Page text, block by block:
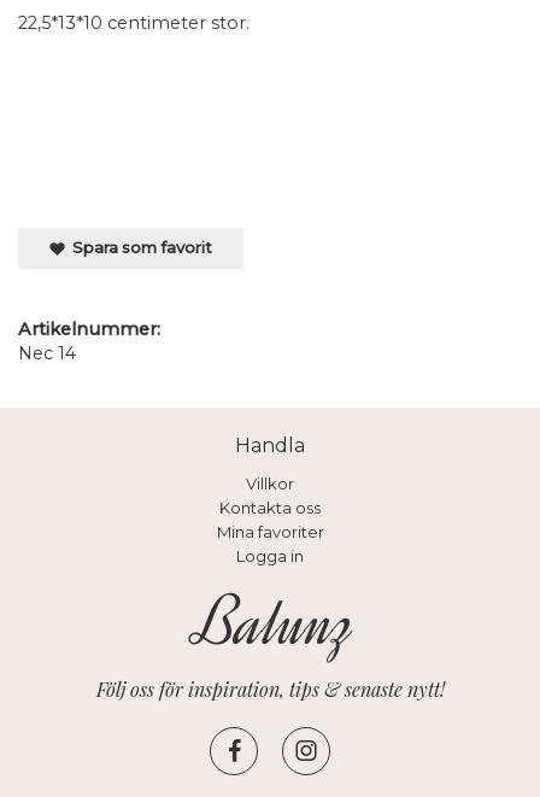
22,5*13*10 centimeter stor.
Spara som favorit
Artikelnummer:
Nec 14
Handla
Villkor
Kontakta oss
Mina favoriter
Logga in
Följ oss för inspiration, tips & senaste nytt!